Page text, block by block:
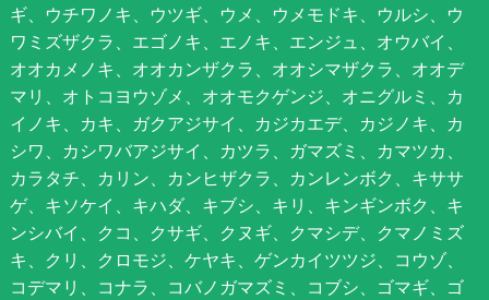
ギ、ウチワノキ、ウツギ、ウメ、ウメモドキ、ウルシ、ウ
ワミズザクラ、エゴノキ、エノキ、エンジュ、オウバイ、
オオカメノキ、オオカンザクラ、オオシマザクラ、オオデ
マリ、オトコヨウゾメ、オオモクゲンジ、オニグルミ、カ
イノキ、カキ、ガクアジサイ、カジカエデ、カジノキ、カ
シワ、カシワバアジサイ、カツラ、ガマズミ、カマツカ、
カラタチ、カリン、カンヒザクラ、カンレンボク、キササ
ゲ、キソケイ、キハダ、キブシ、キリ、キンギンボク、キ
ンシバイ、クコ、クサギ、クヌギ、クマシデ、クマノミズ
キ、クリ、クロモジ、ケヤキ、ゲンカイツツジ、コウゾ、
コデマリ、コナラ、コバノガマズミ、コブシ、ゴマギ、ゴ